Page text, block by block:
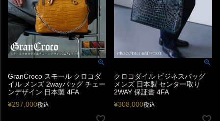
GranCroco スモール クロコダ
イル メンズ 2wayバッグ チェー
ンデザイン 日本製 4FA
¥297,000税込
クロコダイル ビジネスバッグ
メンズ 日本製 センター取り
2WAY 保証書 4FA
¥308,000税込